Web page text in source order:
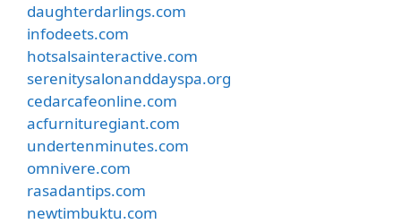
daughterdarlings.com
infodeets.com
hotsalsainteractive.com
serenitysalonanddayspa.org
cedarcafeonline.com
acfurnituregiant.com
undertenminutes.com
omnivere.com
rasadantips.com
newtimbuktu.com